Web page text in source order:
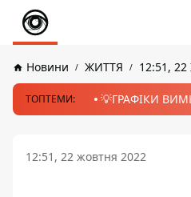
Новини ЖИТТЯ 12:51,
ТОПТЕМИ: 💡ГРАФІКИ
12:51, 22 жовтня 2022